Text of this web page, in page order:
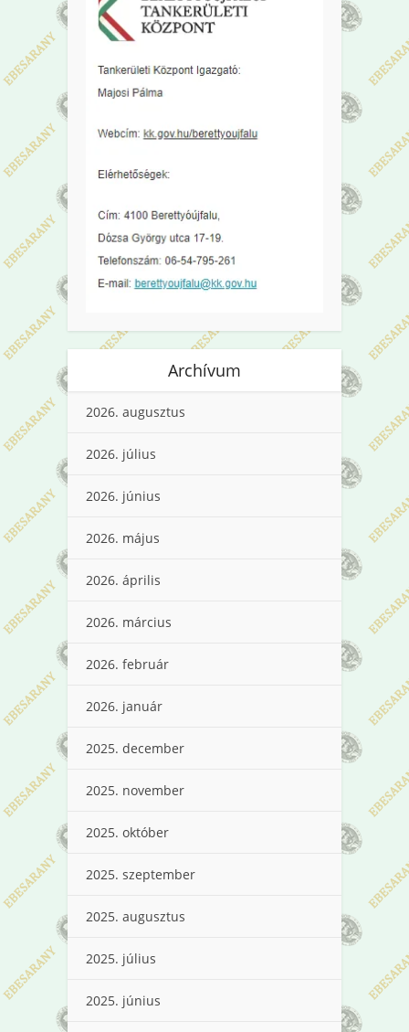
Archívum
2026. augusztus
2026. július
2026. június
2026. május
2026. április
2026. március
2026. február
2026. január
2025. december
2025. november
2025. október
2025. szeptember
2025. augusztus
2025. július
2025. június